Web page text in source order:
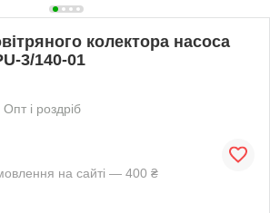
колектора насоса
3/140-01
Опт і роздріб
на сайті — 400 ₴